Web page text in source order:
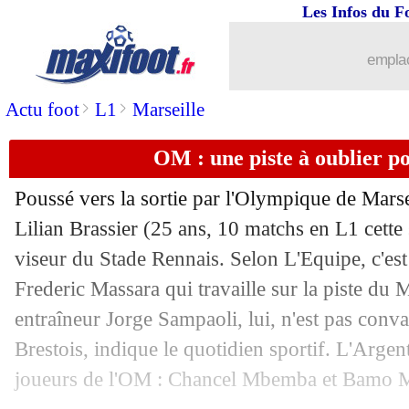
Actu foot> L1 > Marseille
Les Infos du
OM : une piste à oublier
Poussé vers la sortie par l'Olympique de
Lilian Brassier (25 ans, 10 matchs en L1
viseur du Stade Rennais. Selon L'Equipe,
Frederic Massara qui travaille sur la piste du
entraîneur Jorge Sampaoli, lui, n'est pas
Brestois, indique le quotidien sportif.
joueurs de l'OM : Chancel Mbemba et Bamo
: Leipzig se fait remonter trois
18/01 All.: le Bayern maîtrise Wolfsbourg
18/01 All.: le carton de Stuttgart
: Allegri en approche
18/01 : Alli va bien signer
18/01 OM: Francfort débarque pour Wahi
18/01 L1: Lens-Paris SG, les compos
18/01 Esp.: Gérone surpris par Séville